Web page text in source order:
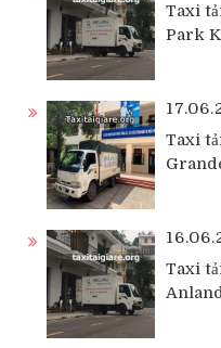
Taxi
Park
Taxi
Taxi